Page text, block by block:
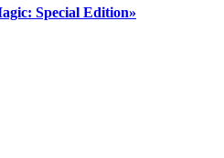
Special Edition»